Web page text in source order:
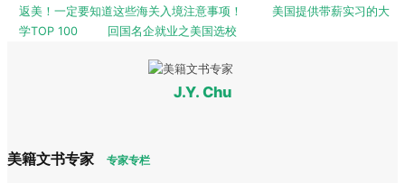
返美！一定要知道这些海关入境注意事项！
美国提供带薪实习的大
学TOP 100
回国名企就业之美国选校
J.Y. Chu
美籍文书专家 专家专栏